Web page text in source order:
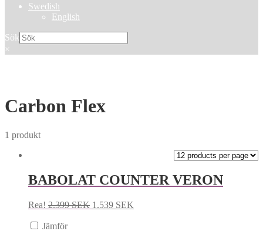
Swedish
English
Sök
×
Carbon Flex
1 produkt
BABOLAT COUNTER VERON
Rea! 2.399SEK 1.539 SEK
Jämför